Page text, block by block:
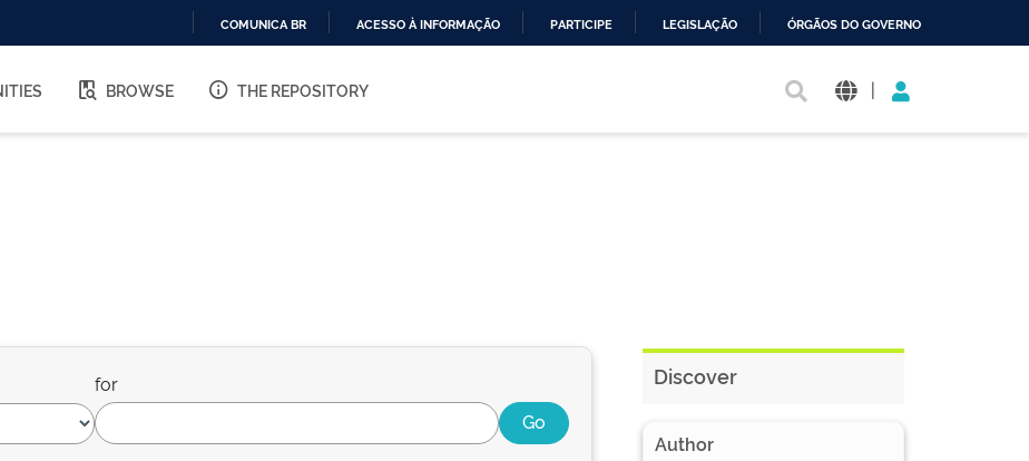
O
COMUNICA BR ACESSO À INFORMAÇÃO PARTICIPE LEGISLAÇÃO ÓRGÃOS DO GOVERNO
BROWSE THE REPOSITORY |
for Discover
Author